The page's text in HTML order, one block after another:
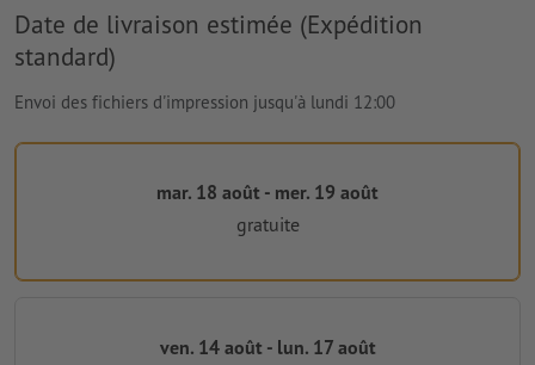
Date de livraison estimée (Expédition
standard)
Envoi des fichiers d'impression jusqu'à lundi 12:00
mar. 18 août - mer. 19 août
gratuite
ven. 14 août - lun. 17 août